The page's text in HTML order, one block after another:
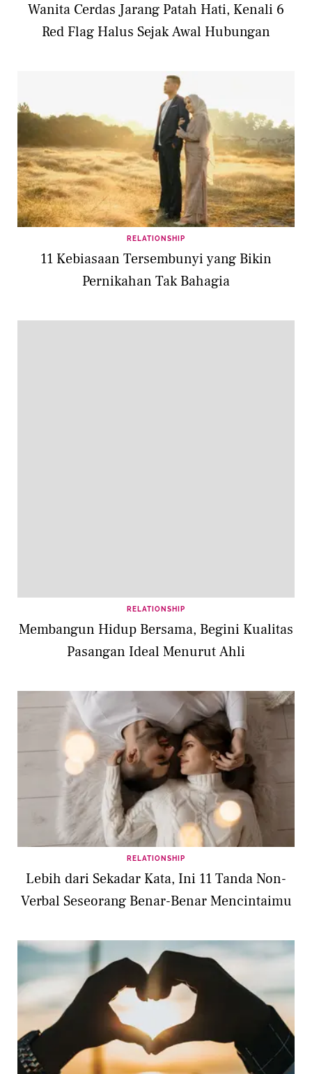
Wanita Cerdas Jarang Patah Hati, Kenali 6
Red Flag Halus Sejak Awal Hubungan
RELATIONSHIP
11 Kebiasaan Tersembunyi yang Bikin
Pernikahan Tak Bahagia
RELATIONSHIP
Membangun Hidup Bersama, Begini Kualitas
Pasangan Ideal Menurut Ahli
RELATIONSHIP
Lebih dari Sekadar Kata, Ini 11 Tanda Non-
Verbal Seseorang Benar-Benar Mencintaimu